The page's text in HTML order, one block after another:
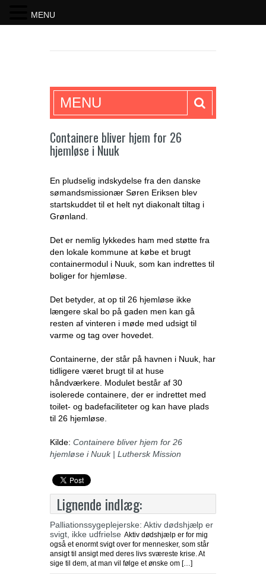
SKRIFTEN
MENU
Containere bliver hjem for 26
hjemløse i Nuuk
En pludselig indskydelse fra den danske
sømandsmissionær Søren Eriksen blev
startskuddet til et helt nyt diakonalt tiltag i
Grønland.
Det er nemlig lykkedes ham med støtte fra
den lokale kommune at købe et brugt
containermodul i Nuuk, som kan indrettes til
boliger for hjemløse.
Det betyder, at op til 26 hjemløse ikke
længere skal bo på gaden men kan gå
resten af vinteren i møde med udsigt til
varme og tag over hovedet.
Containerne, der står på havnen i Nuuk, har
tidligere været brugt til at huse
håndværkere. Modulet består af 30
isolerede containere, der er indrettet med
toilet- og badefaciliteter og kan have plads
til 26 hjemløse.
Kilde: Containere bliver hjem for 26
hjemløse i Nuuk | Luthersk Mission
Lignende indlæg:
Palliationssygeplejerske: Aktiv dødshjælp er
svigt, ikke udfrielse Aktiv dødshjælp er for mig
også et enormt svigt over for mennesker, som står
ansigt til ansigt med deres livs sværeste krise. At
sige til dem, at man vil følge et ønske om […]
MENU